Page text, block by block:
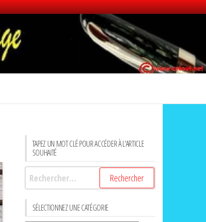
TAPEZ UN MOT CLÉ POUR ACCÉDER À L’ARTICLE
SOUHAITÉ
Rechercher :
SÉLECTIONNEZ UNE CATÉGORIE